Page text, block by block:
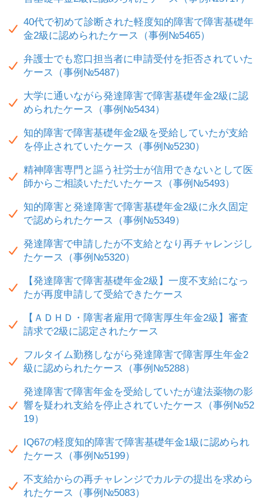
40代で初めて診断された軽度知的障害で障害基礎年
金2級に認められたケース（事例№5465）
弁護士でも窓口担当者に申請受付を拒否されていた
ケース（事例№5487）
大学に通いながら発達障害で障害基礎年金2級に認
められたケース（事例№5434）
知的障害で障害基礎年金2級を受給していたが支給
を停止されていたケース（事例№5230）
精神障害専門と謳う社労士が信用できないとして医
師からご相談いただいたケース（事例№5493）
知的障害と発達障害で障害基礎年金2級に永久固定
で認められたケース（事例№5349）
発達障害で申請したが不支給となり再チャレンジし
たケース（事例№5320）
【発達障害で障害基礎年金2級】一度不支給になっ
たが再度申請して受給できたケース
【ＡＤＨＤ・障害者雇用で障害厚生年金2級】審査
請求で2級に認定されたケース
フルタイム勤務しながら発達障害で障害厚生年金2
級に認められたケース（事例№5288）
発達障害で障害年金を受給していたが違法薬物の影
響を疑われ支給を停止されていたケース（事例№52
19）
IQ67の軽度知的障害で障害基礎年金1級に認められ
たケース（事例№5199）
不支給からの再チャレンジでカルテの提出を求めら
れたケース（事例№5083）